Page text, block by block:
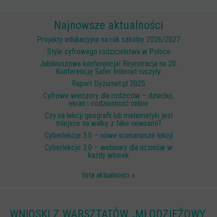
Najnowsze aktualności
Projekty edukacyjne na rok szkolny 2026/2027
Style cyfrowego rodzicielstwa w Polsce
Jubileuszowa konferencja! Rejestracja na 20.
Konferencję Safer Internet ruszyły.
Raport Dyżurnet.pl 2025
Cyfrowe wieczory dla rodziców – dziecko,
ekran i codzienność online
Czy na lekcji geografii lub matematyki jest
miejsce na walkę z fake newsami?
Cyberlekcje 3.0 – nowe scenariusze lekcji
Cyberlekcje 3.0 – webinary dla uczniów w
każdy wtorek
lista aktualności »
WNIOSKI Z WARSZTATÓW „MŁODZIEŻOWY
W sieci przyjaźni
(Nie)widzialne ślady online
Piosenka edukacyjna i teledysk
Cyberlekcje
Szkoła Sieci Społecznościowych
Plik i Folder